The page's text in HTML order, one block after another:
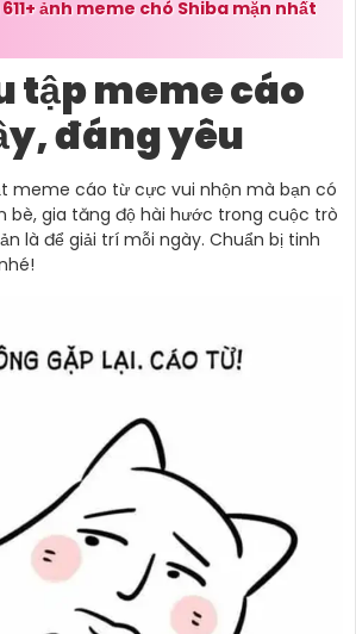
ảnh meme chó Shiba mặn nhất
tập meme cáo
đáng yêu
meme cáo từ cực vui nhộn mà bạn có
bè, gia tăng độ hài hước trong cuộc trò
là để giải trí mỗi ngày. Chuẩn bị tinh